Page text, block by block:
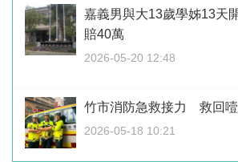
嘉義男與大13歲學姊13天
賠40萬
2026-05-20 12:48
竹市消防急救接力 救回
2026-05-18 10:21